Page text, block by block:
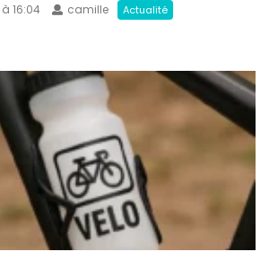
16:04 camille Actualité